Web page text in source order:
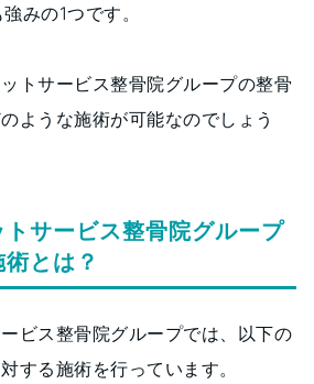
みの1つです。
トサービス整骨院グループの整骨
ような施術が可能なのでしょう
トサービス整骨院グループ
とは？
ビス整骨院グループでは、以下の
する施術を行っています。